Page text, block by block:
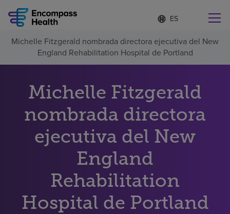
Lista
de
idiomas
contraída
d
o
m
a
l
e
c
c
i
o
o
Encuentre una localidad cerca de usted
Por qué debe elegirnos
Servicios de rehabilitación
Pacientes y cuidadores
Recursos de salud
Michelle Fitzgerald nombrada directora ejecutiva del New
England Rehabilitation Hospital de Portland
Michelle Fitzgerald
nombrada directora
ejecutiva del New
England
Rehabilitation
Hospital de Portland